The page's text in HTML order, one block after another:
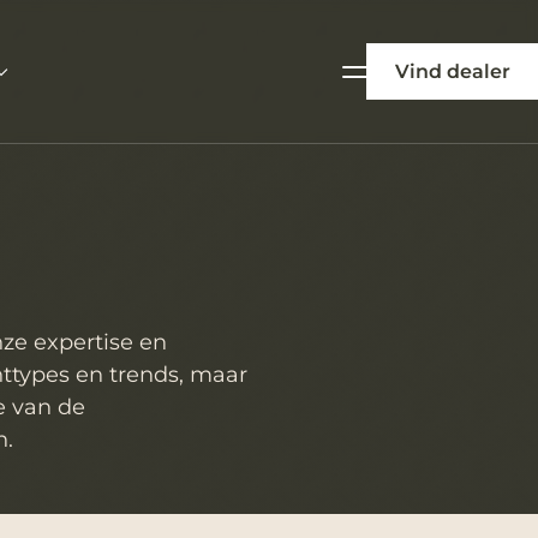
Vind dealer
expertise en
en trends, maar
van de